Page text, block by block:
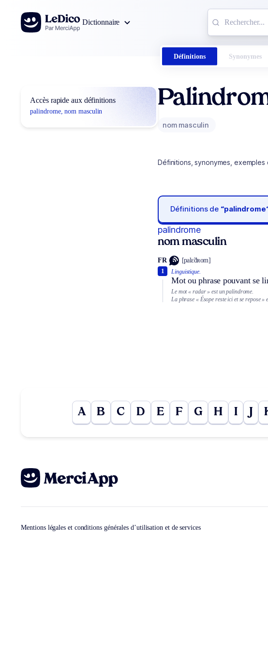
Aller au contenu
Dictionnaire
Définitions Synonymes
Accès rapide aux définitions
palindrome, nom masculin
nom masculin
Définitions, synonymes, exemples
Définitions de
palindrome
nom masculin
FR [palɛ̃dʀom]
Linguistique.
Mot ou phrase pouvant se
1
Le mot « radar » est un palindrome.
La phrase « Ésope reste ici et se repose »
A B C D E F G H I
Mentions légales et conditions générales d’utilisation et de services